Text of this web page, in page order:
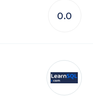
0.0